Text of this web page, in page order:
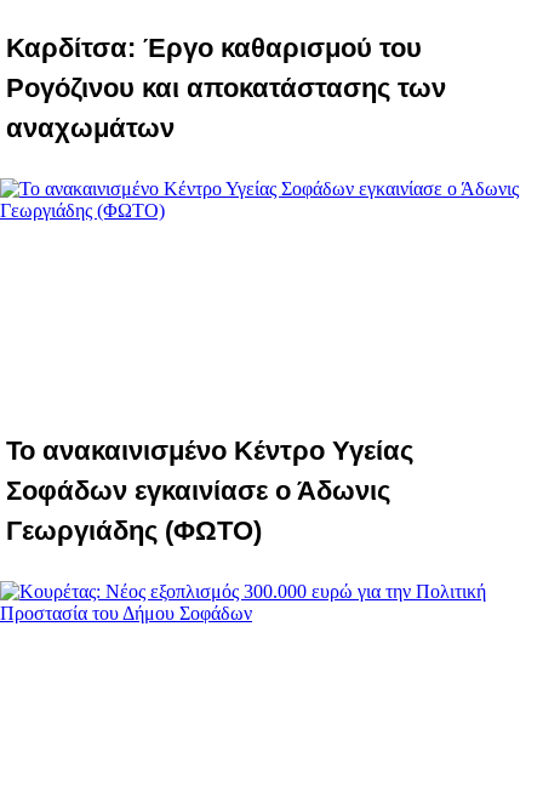
Καρδίτσα: Έργο καθαρισμού του
Ρογόζινου και αποκατάστασης των
αναχωμάτων
Το ανακαινισμένο Κέντρο Υγείας
Σοφάδων εγκαινίασε ο Άδωνις
Γεωργιάδης (ΦΩΤΟ)